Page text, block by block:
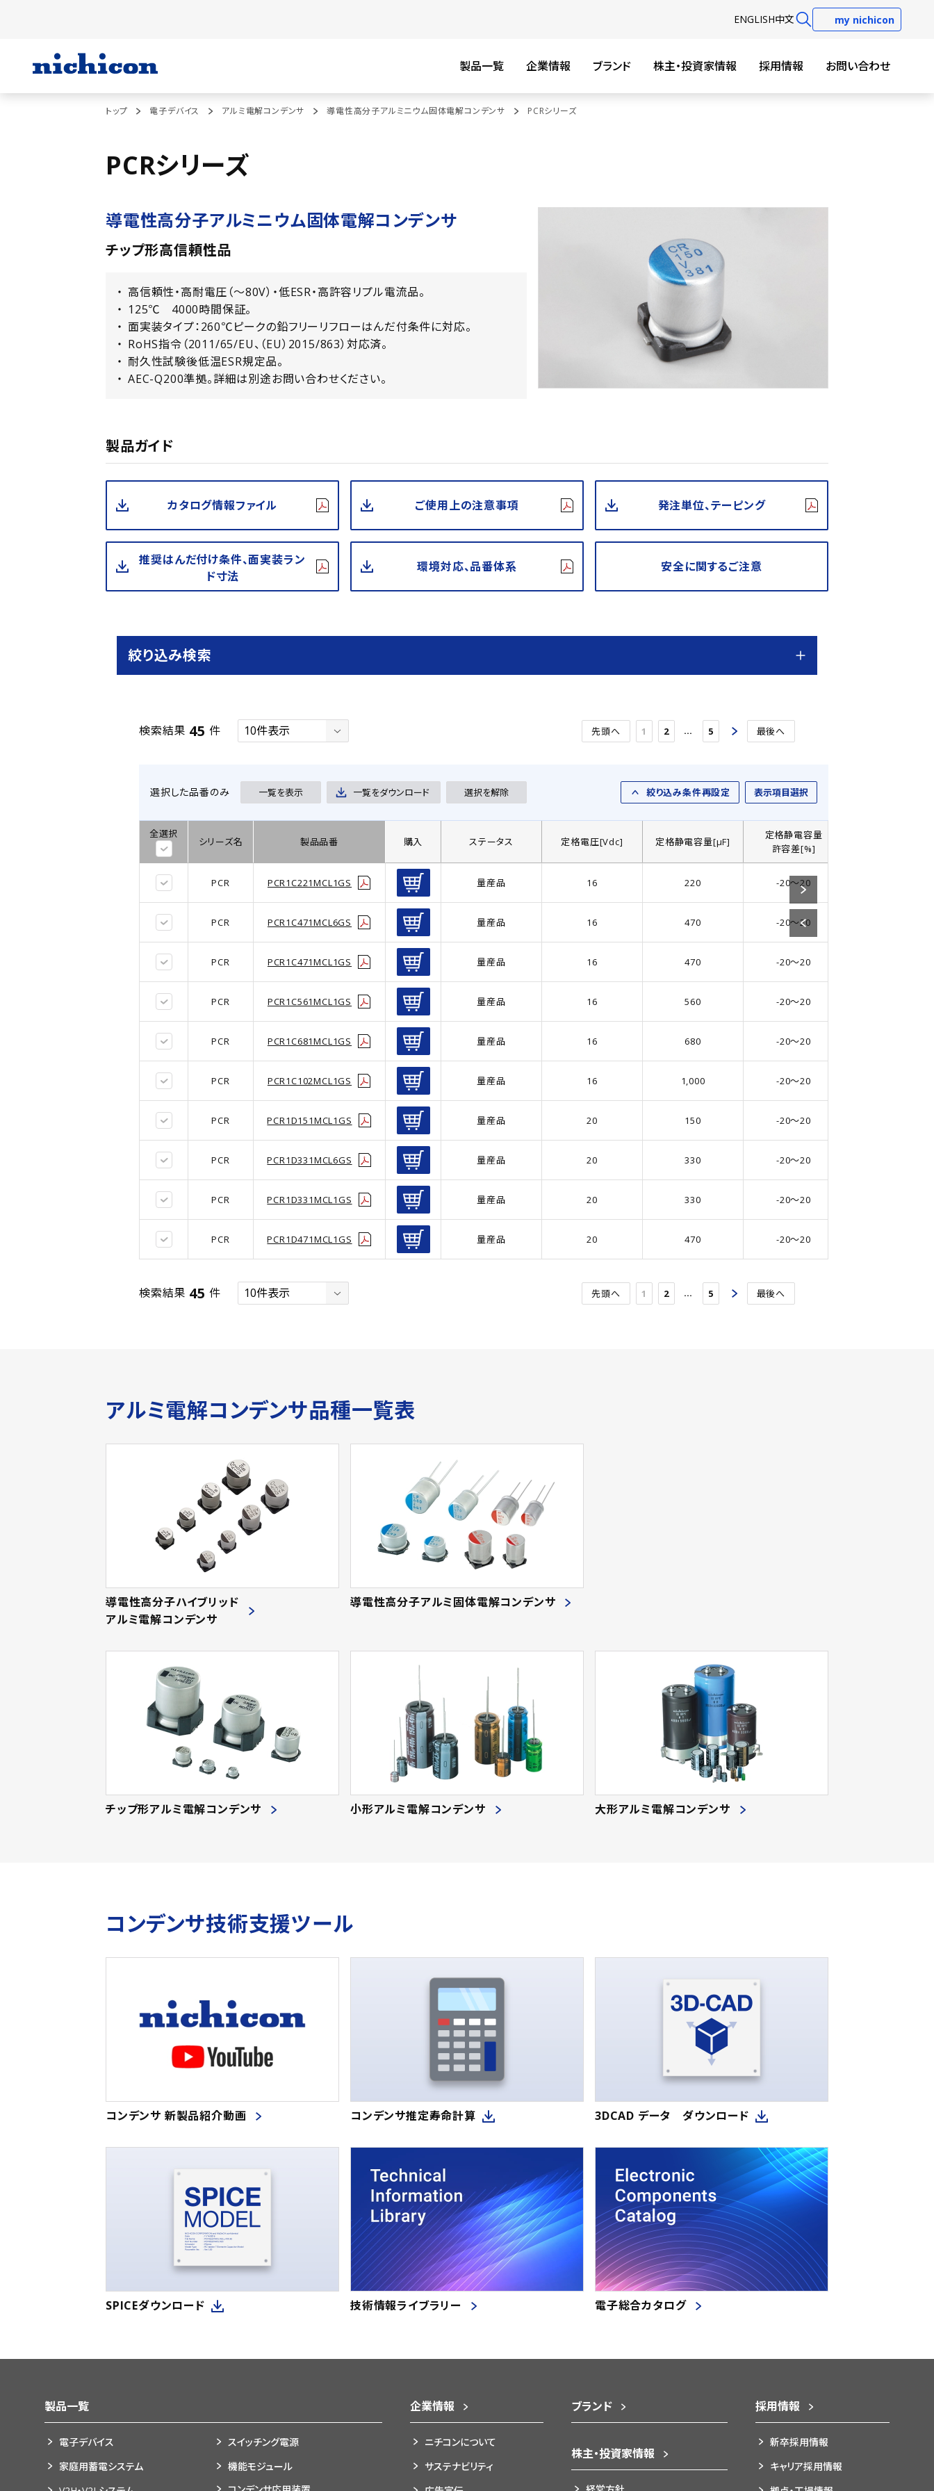
ENGLISH中文 my nichicon
製品一覧 企業情報 ブランド 株主・投資家情報 採用情報 お問い合わせ
トップ 電子デバイス アルミ電解コンデンサ 導電性高分子アルミニウム固体電解コンデンサ PCRシリーズ
PCRシリーズ
導電性高分子アルミニウム固体電解コンデンサ
チップ形高信頼性品
高信頼性・高耐電圧（〜80V）・低ESR・高許容リプル電流品。
125℃ 4000時間保証。
面実装タイプ：260℃ピークの鉛フリーリフローはんだ付条件に対応。
RoHS指令（2011/65/EU、（EU）2015/863）対応済。
耐久性試験後低温ESR規定品。
AEC-Q200準拠。詳細は別途お問い合わせください。
製品ガイド
カタログ情報ファイル ご使用上の注意事項 発注単位、テーピング
推奨はんだ付け条件、面実装ラン
ド寸法
環境対応、品番体系 安全に関するご注意
絞り込み検索
検索結果 45 件 先頭へ 1 2 … 5 最後へ
選択した品番のみ 一覧を表示 一覧をダウンロード 選択を解除 絞り込み条件再設定 表示項目選択
全選択
シリーズ名 製品品番 購入 ステータス 定格電圧[Vdc] 定格静電容量[µF]
定格静電容量
許容差[%]
PCR PCR1C221MCL1GS 量産品 16 220 -20～20
PCR PCR1C471MCL6GS 量産品 16 470 -20～20
PCR PCR1C471MCL1GS 量産品 16 470 -20～20
PCR PCR1C561MCL1GS 量産品 16 560 -20～20
PCR PCR1C681MCL1GS 量産品 16 680 -20～20
PCR PCR1C102MCL1GS 量産品 16 1,000 -20～20
PCR PCR1D151MCL1GS 量産品 20 150 -20～20
PCR PCR1D331MCL6GS 量産品 20 330 -20～20
PCR PCR1D331MCL1GS 量産品 20 330 -20～20
PCR PCR1D471MCL1GS 量産品 20 470 -20～20
検索結果 45 件 先頭へ 1 2 … 5 最後へ
アルミ電解コンデンサ品種一覧表
導電性高分子ハイブリッド
アルミ電解コンデンサ
導電性高分子アルミ固体電解コンデンサ
チップ形アルミ電解コンデンサ 小形アルミ電解コンデンサ 大形アルミ電解コンデンサ
コンデンサ技術支援ツール
コンデンサ 新製品紹介動画 コンデンサ推定寿命計算 3DCAD データ ダウンロード
SPICEダウンロード 技術情報ライブラリー 電子総合カタログ
製品一覧
電子デバイス
家庭用蓄電システム
スイッチング電源
機能モジュール
企業情報
ニチコンについて
サステナビリティ
ブランド
株主・投資家情報
採用情報
新卒採用情報
キャリア採用情報